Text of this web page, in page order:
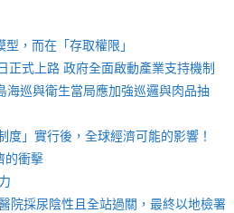
，而在「存取權限」
正式上路 政府全面啟動產業支持機制
海巡與衛生當局應加強巡邏與肉品抽
度」實行後，全球經濟可能的影響！
的衝擊
院採尿陰性且全站過關，最終以地檢署